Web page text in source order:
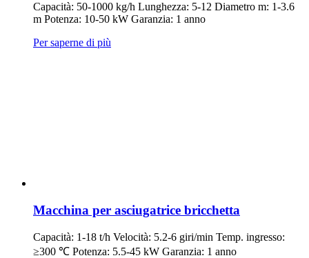
Capacità: 50-1000 kg/h Lunghezza: 5-12 Diametro m: 1-3.6
m Potenza: 10-50 kW Garanzia: 1 anno
Per saperne di più
Macchina per asciugatrice bricchetta
Capacità: 1-18 t/h Velocità: 5.2-6 giri/min Temp. ingresso:
≥300 ℃ Potenza: 5.5-45 kW Garanzia: 1 anno